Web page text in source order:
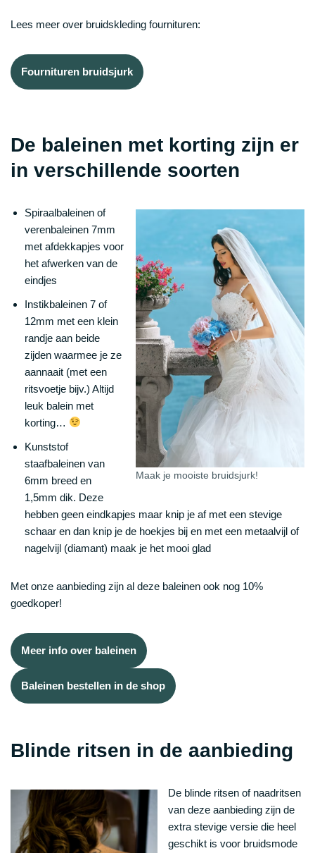
Lees meer over bruidskleding fournituren:
Fournituren bruidsjurk
De baleinen met korting zijn er
in verschillende soorten
Maak je mooiste bruidsjurk!
Spiraalbaleinen of
verenbaleinen 7mm
met afdekkapjes voor
het afwerken van de
eindjes
Instikbaleinen 7 of
12mm met een klein
randje aan beide
zijden waarmee je ze
aannaait (met een
ritsvoetje bijv.) Altijd
leuk balein met
korting…
Kunststof
staafbaleinen van
6mm breed en
1,5mm dik. Deze
hebben geen eindkapjes maar knip je af met een stevige
schaar en dan knip je de hoekjes bij en met een metaalvijl of
nagelvijl (diamant) maak je het mooi glad
Met onze aanbieding zijn al deze baleinen ook nog 10%
goedkoper!
Meer info over baleinen
Baleinen bestellen in de shop
Blinde ritsen in de aanbieding
De blinde ritsen of naadritsen
van deze aanbieding zijn de
extra stevige versie die heel
geschikt is voor bruidsmode